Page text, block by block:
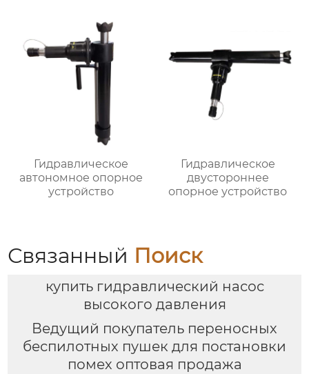
Гидравлическое
автономное опорное
устройство
Гидравлическое
двустороннее
опорное устройство
Связанный Поиск
купить гидравлический насос
высокого давления
Ведущий покупатель переносных
беспилотных пушек для постановки
помех оптовая продажа